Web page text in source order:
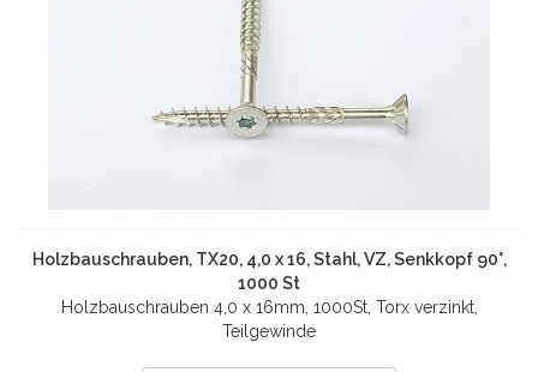
Holzbauschrauben, TX20, 4,0 x 16, Stahl, VZ, Senkkopf 90°,
1000 St
Holzbauschrauben 4,0 x 16mm, 1000St, Torx verzinkt,
Teilgewinde